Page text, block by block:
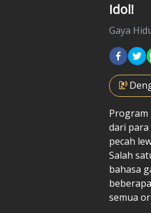
Idol!
Gaya
dari para
pecah
Salah
bahasa
semua